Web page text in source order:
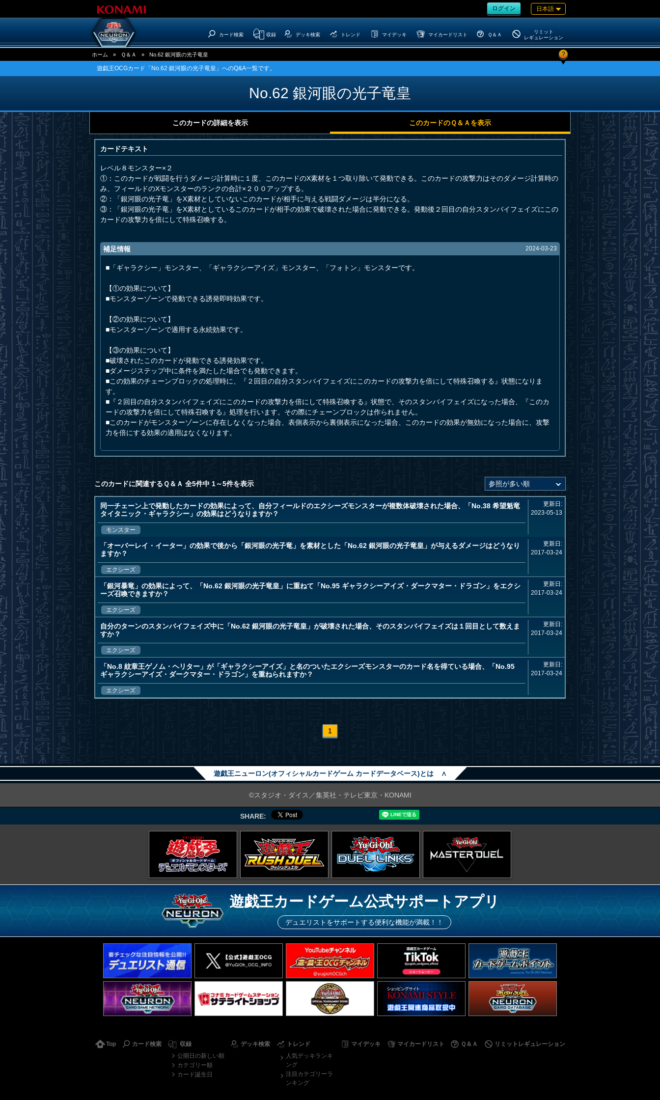
ログイン 日本語
カード検索 収録 デッキ検索 トレンド マイデッキ マイカードリスト Ｑ＆Ａ
リミット
レギュレーション
ホーム » Ｑ＆Ａ » No.62 銀河眼の光子竜皇 ?
遊戯王OCGカード「No.62 銀河眼の光子竜皇」へのQ&A一覧です。
No.62 銀河眼の光子竜皇
このカードの詳細を表示 このカードのＱ＆Ａを表示
カードテキスト
レベル８モンスター×２
①：このカードが戦闘を行うダメージ計算時に１度、このカードのX素材を１つ取り除いて発動できる。このカードの攻撃力はそのダメージ計算時の
み、フィールドのXモンスターのランクの合計×２００アップする。
②：「銀河眼の光子竜」をX素材としていないこのカードが相手に与える戦闘ダメージは半分になる。
③：「銀河眼の光子竜」をX素材としているこのカードが相手の効果で破壊された場合に発動できる。発動後２回目の自分スタンバイフェイズにこの
カードの攻撃力を倍にして特殊召喚する。
補足情報 2024-03-23
■「ギャラクシー」モンスター、「ギャラクシーアイズ」モンスター、「フォトン」モンスターです。
【①の効果について】
■モンスターゾーンで発動できる誘発即時効果です。
【②の効果について】
■モンスターゾーンで適用する永続効果です。
【③の効果について】
■破壊されたこのカードが発動できる誘発効果です。
■ダメージステップ中に条件を満たした場合でも発動できます。
■この効果のチェーンブロックの処理時に、『２回目の自分スタンバイフェイズにこのカードの攻撃力を倍にして特殊召喚する』状態になりま
す。
■『２回目の自分スタンバイフェイズにこのカードの攻撃力を倍にして特殊召喚する』状態で、そのスタンバイフェイズになった場合、『このカ
ードの攻撃力を倍にして特殊召喚する』処理を行います。その際にチェーンブロックは作られません。
■このカードがモンスターゾーンに存在しなくなった場合、表側表示から裏側表示になった場合、このカードの効果が無効になった場合に、攻撃
力を倍にする効果の適用はなくなります。
このカードに関連するＱ＆Ａ 全5件中 1～5件を表示
同一チェーン上で発動したカードの効果によって、自分フィールドのエクシーズモンスターが複数体破壊された場合、「No.38 希望魁竜
タイタニック・ギャラクシー」の効果はどうなりますか？
モンスター
更新日:
2023-05-13
「オーバーレイ・イーター」の効果で後から「銀河眼の光子竜」を素材とした「No.62 銀河眼の光子竜皇」が与えるダメージはどうなり
ますか？
エクシーズ
更新日:
2017-03-24
「銀河暴竜」の効果によって、「No.62 銀河眼の光子竜皇」に重ねて「No.95 ギャラクシーアイズ・ダークマター・ドラゴン」をエクシ
ーズ召喚できますか？
エクシーズ
更新日:
2017-03-24
自分のターンのスタンバイフェイズ中に「No.62 銀河眼の光子竜皇」が破壊された場合、そのスタンバイフェイズは１回目として数えま
すか？
エクシーズ
更新日:
2017-03-24
「No.8 紋章王ゲノム・ヘリター」が「ギャラクシーアイズ」と名のついたエクシーズモンスターのカード名を得ている場合、「No.95
ギャラクシーアイズ・ダークマター・ドラゴン」を重ねられますか？
エクシーズ
更新日:
2017-03-24
1
遊戯王ニューロン(オフィシャルカードゲーム カードデータベース)とは ∧
©スタジオ・ダイス／集英社・テレビ東京・KONAMI
SHARE:
遊戯王カードゲーム公式サポートアプリ
デュエリストをサポートする便利な機能が満載！！
Top カード検索
収録
公開日の新しい順
カテゴリー順
カード誕生日
デッキ検索
トレンド
人気デッキランキ
ング
注目カテゴリーラ
ンキング
マイデッキ マイカードリスト Ｑ＆Ａ リミットレギュレーション